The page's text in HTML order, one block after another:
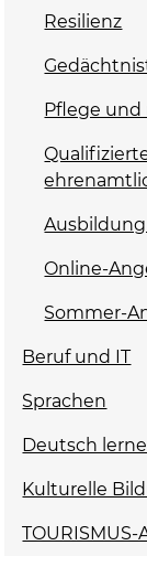
Resilienz
Pflege und
Online-
Sommer-
Beruf und IT
Sprachen
Deutsch
Kulturelle